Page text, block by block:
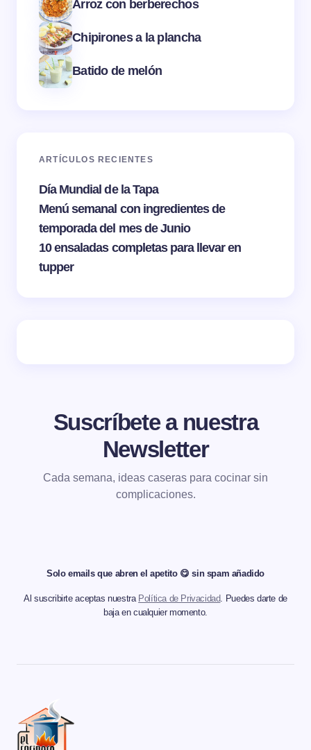
Arroz con berberechos
Chipirones a la plancha
Batido de melón
ARTÍCULOS RECIENTES
Día Mundial de la Tapa
Menú semanal con ingredientes de
temporada del mes de Junio
10 ensaladas completas para llevar en
tupper
Suscríbete a nuestra
Newsletter
Cada semana, ideas caseras para cocinar sin
complicaciones.
Solo emails que abren el apetito 😋 sin spam añadido
Al suscribirte aceptas nuestra Política de Privacidad. Puedes darte de
baja en cualquier momento.